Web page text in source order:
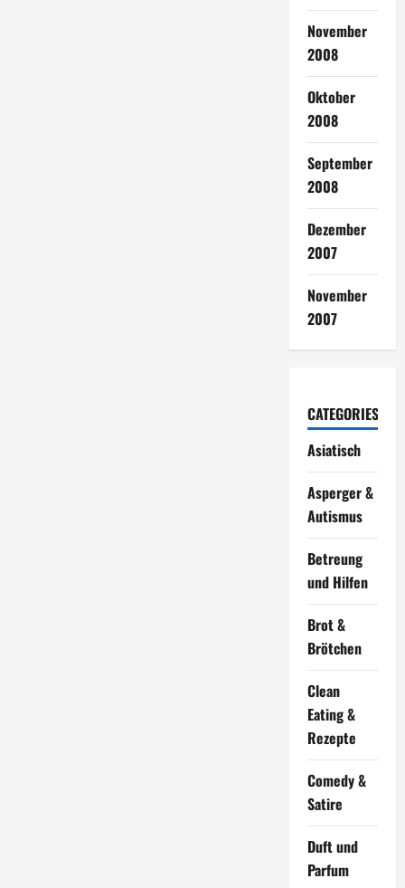
November
2008
Oktober
2008
September
2008
Dezember
2007
November
2007
CATEGORIES
Asiatisch
Asperger &
Autismus
Betreung
und Hilfen
Brot &
Brötchen
Clean
Eating &
Rezepte
Comedy &
Satire
Duft und
Parfum